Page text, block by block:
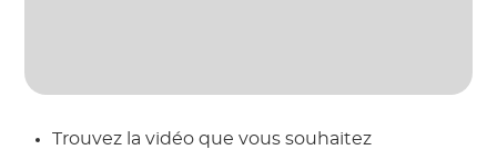
Trouvez la vidéo que vous souhaitez